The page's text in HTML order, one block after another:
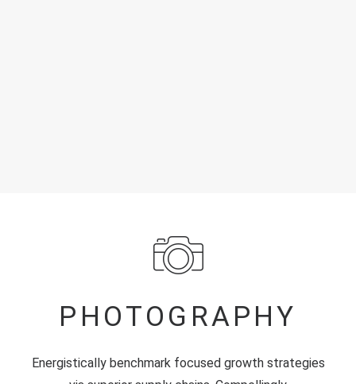
PHOTOGRAPHY
Energistically benchmark focused growth strategies